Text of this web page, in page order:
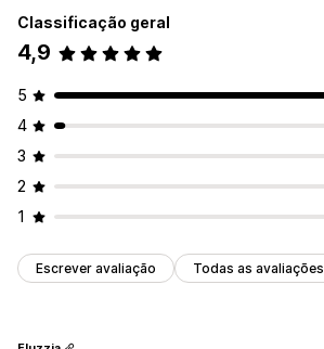
Classificação geral
4,9
5
4
3
2
1
Escrever avaliação Todas as avaliações